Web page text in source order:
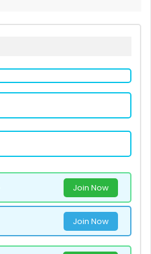
Join Now
Join Now